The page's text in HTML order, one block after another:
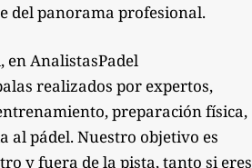
del panorama profesional.
en AnalistasPadel
realizados por expertos,
preparación física,
al pádel. Nuestro objetivo es
y fuera de la pista, tanto si eres